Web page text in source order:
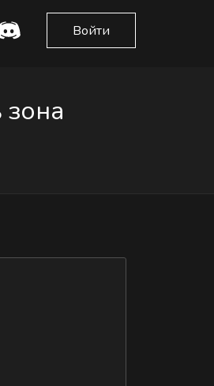
Войти